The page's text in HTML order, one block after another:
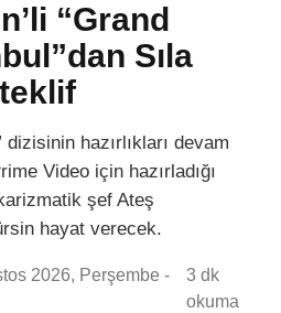
“Grand
Sıla
hazırlıkları devam
Video için hazırladığı
şef Ateş
hayat verecek.
2026, Perşembe -
3 dk
okuma